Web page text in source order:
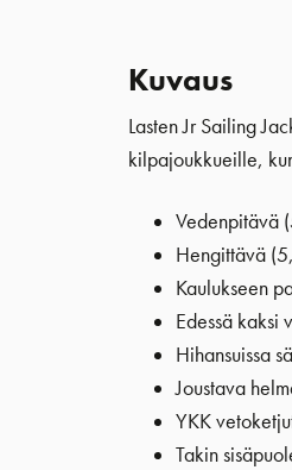
Kuvaus
Lasten Jr Sailing
kilpajoukkueille,
Vedenpitävä
Hengittävä
Kaulukseen
Edessä kaksi
Hihansuissa
Joustava
YKK
Takin